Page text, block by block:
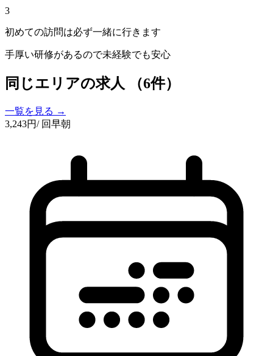
3
初めての訪問は必ず一緒に行きます
手厚い研修があるので未経験でも安心
同じエリアの求人 （6件）
一覧を見る →
3,243円/ 回早朝